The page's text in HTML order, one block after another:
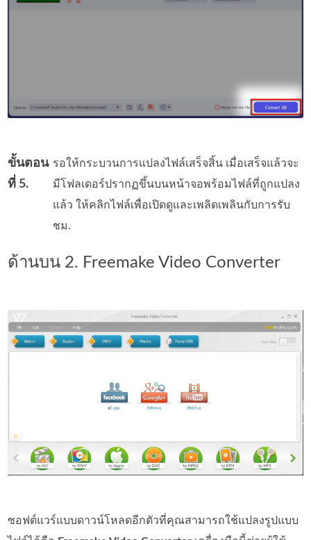
ขั้นตอน
ที่ 5.
รอให้กระบวนการแปลงไฟล์เสร็จสิ้น เมื่อเสร็จแล้วจะ
มีโฟลเดอร์ปรากฏขึ้นบนหน้าจอพร้อมไฟล์ที่ถูกแปลง
แล้ว ให้คลิกไฟล์เพื่อเปิดดูและเพลิดเพลินกับการรับ
ชม.
ด้านบน 2. Freemake Video Converter
ซอฟต์แวร์แบบดาวน์โหลดอีกตัวที่คุณสามารถใช้แปลงรูปแบบ